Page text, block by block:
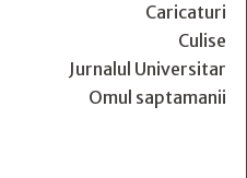
Caricaturi
Culise
Jurnalul Universitar
Omul saptamanii